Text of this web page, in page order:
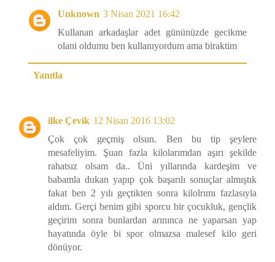
Unknown 3 Nisan 2021 16:42
Kullanan arkadaşlar adet gününüzde gecikme
olani oldumu ben kullanıyordum ama biraktim
Yanıtla
ilke Çevik 12 Nisan 2016 13:02
Çok çok geçmiş olsun. Ben bu tip şeylere
mesafeliyim. Şuan fazla kilolarımdan aşırı şekilde
rahatsız olsam da.. Üni yıllarında kardeşim ve
babamla dukan yapıp çok başarılı sonuçlar almıştık
fakat ben 2 yılı geçtikten sonra kilolrımı fazlasıyla
aldım. Gerçi benim gibi sporcu bir çocukluk, gençlik
geçirim sonra bunlardan arınınca ne yaparsan yap
hayatında öyle bi spor olmazsa malesef kilo geri
dönüyor.